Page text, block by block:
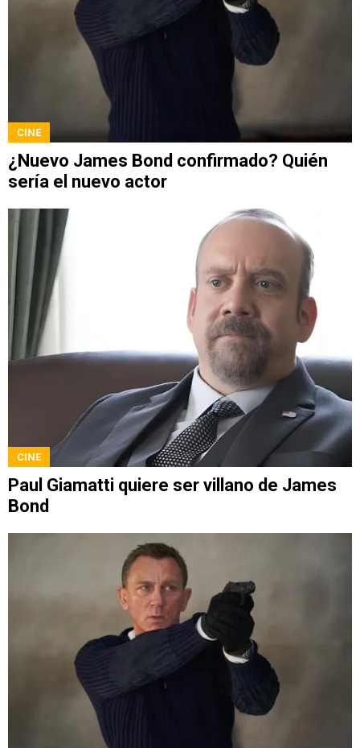
CINE
¿Nuevo James Bond confirmado? Quién
sería el nuevo actor
CINE
Paul Giamatti quiere ser villano de James
Bond